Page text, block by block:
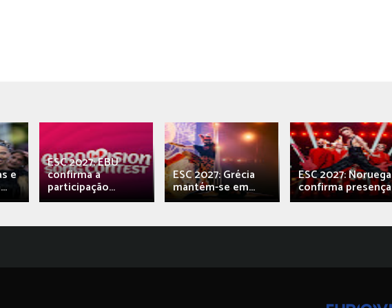
e
ESC 2027: EBU
confirma a
participação...
ESC 2027: Grécia
mantém-se em...
ESC 2027: Noruega
confirma presença